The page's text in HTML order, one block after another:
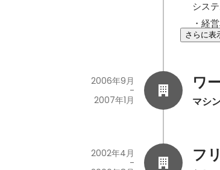
シス
・経
さらに表
ワ
マシ
2006年9月
-
2007年1月
フ
2002年4月
-